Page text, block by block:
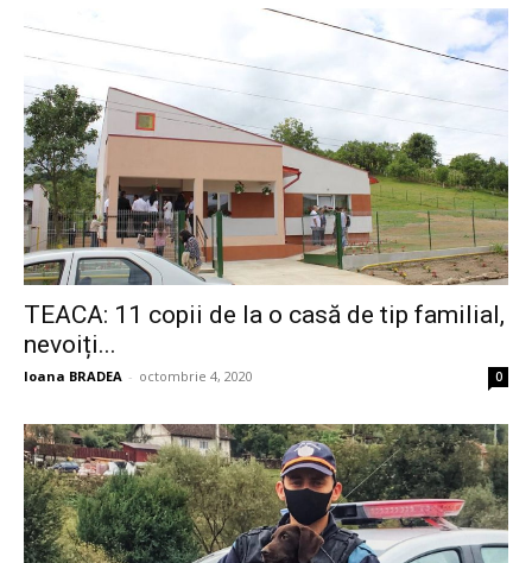
TEACA: 11 copii de la o casă de tip familial,
nevoiți...
Ioana BRADEA - octombrie 4, 2020 0